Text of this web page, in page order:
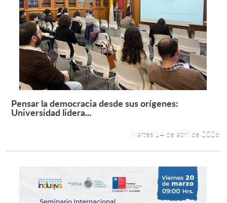
Leer más +
Pensar la democracia desde sus orígenes:
Universidad lidera...
Martes 14 de abril de 2026